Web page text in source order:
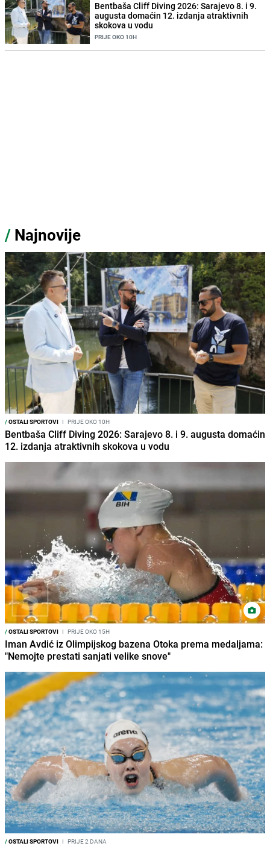
Bentbaša Cliff Diving 2026: Sarajevo 8. i 9.
augusta domaćin 12. izdanja atraktivnih
skokova u vodu
PRIJE OKO 10H
/ Najnovije
/OSTALI SPORTOVI I PRIJE OKO 10H
Bentbaša Cliff Diving 2026: Sarajevo 8. i 9. augusta domaćin
12. izdanja atraktivnih skokova u vodu
/OSTALI SPORTOVI I PRIJE OKO 15H
Iman Avdić iz Olimpijskog bazena Otoka prema medaljama:
"Nemojte prestati sanjati velike snove"
/OSTALI SPORTOVI I PRIJE 2 DANA